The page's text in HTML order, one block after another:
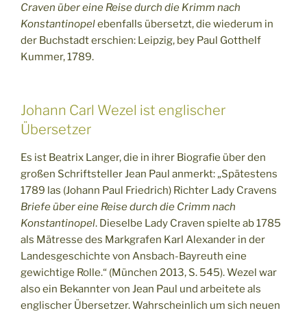
Craven über eine Reise durch die Krimm nach
Konstantinopelebenfalls übersetzt, die wiederum in
der Buchstadt erschien: Leipzig, bey Paul Gotthelf
Kummer, 1789.
Johann Carl Wezel ist englischer
Übersetzer
Es ist Beatrix Langer, die in ihrer Biografie über den
großen Schriftsteller Jean Paul anmerkt: „Spätestens
1789 las (Johann Paul Friedrich) Richter Lady Cravens
Briefe über eine Reise durch die Crimm nach
Konstantinopel. Dieselbe Lady Craven spielte ab 1785
als Mätresse des Markgrafen Karl Alexander in der
Landesgeschichte von Ansbach-Bayreuth eine
gewichtige Rolle.“ (München 2013, S. 545). Wezel war
also ein Bekannter von Jean Paul und arbeitete als
englischer Übersetzer. Wahrscheinlich um sich neuen